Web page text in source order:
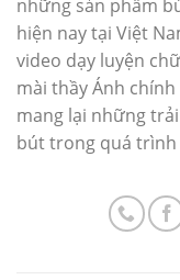
những sản phẩm
hiện nay tại Việt
video dạy luyện
mài thầy Ánh
mang lại những
bút trong quá trình